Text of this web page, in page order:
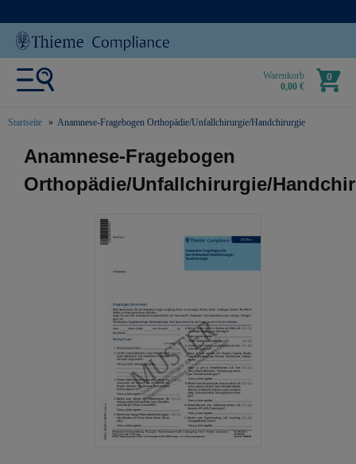
Warenkorb
0,00 €
0
Startseite Anamnese-Fragebogen Orthopädie/Unfallchirurgie/Handchirurgie
text.skipToContent
text.skipToNavigation
Anamnese-Fragebogen
Orthopädie/Unfallchirurgie/